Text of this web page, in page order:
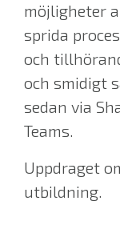
möjligheter
sprida
och
och smidigt
sedan via
Teams.
Uppdraget
utbildning.